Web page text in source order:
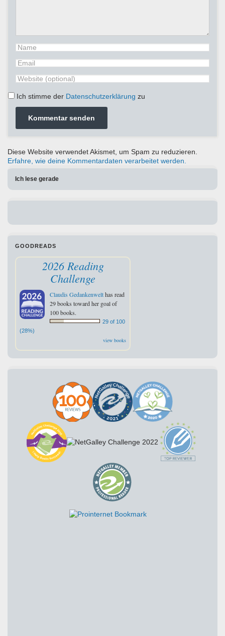
Ich stimme der Datenschutzerklärung zu
Diese Website verwendet Akismet, um Spam zu reduzieren.
Erfahre, wie deine Kommentardaten verarbeitet werden.
Ich lese gerade
GOODREADS
2026 Reading
Challenge
Claudis Gedankenwelthas read
29 books toward her goal of
100 books.
29 of 100
(28%)
view books